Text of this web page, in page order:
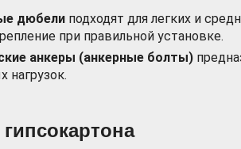
дюбели подходят для легких и
при правильной установке.
анкеры (анкерные болты)
нагрузок.